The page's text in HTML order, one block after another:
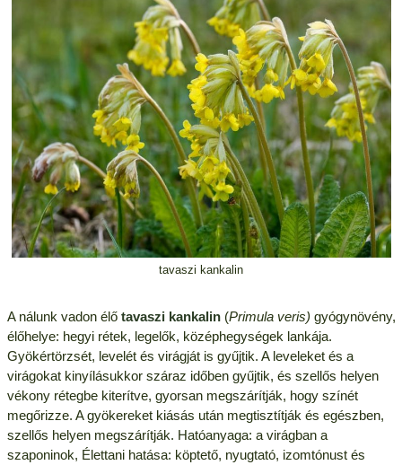
tavaszi kankalin
A nálunk vadon élő tavaszi kankalin(Primula veris) gyógynövény,
élőhelye: hegyi rétek, legelők, középhegységek lankája.
Gyökértörzsét, levelét és virágját is gyűjtik. A leveleket és a
virágokat kinyílásukkor száraz időben gyűjtik, és szellős helyen
vékony rétegbe kiterítve, gyorsan megszárítják, hogy színét
megőrizze. A gyökereket kiásás után megtisztítják és egészben,
szellős helyen megszárítják. Hatóanyaga: a virágban a
szaponinok, Élettani hatása: köptető, nyugtató, izomtónust és